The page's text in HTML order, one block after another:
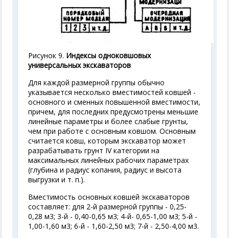
Рисунок 9. Индексы одноковшовых
универсальных экскаваторов
Для каждой размерной группы обычно
указывается несколько вместимостей ковшей -
основного и сменных повышенной вместимости,
причем, для последних предусмотрены меньшие
линейные параметры и более слабые грунты,
чем при работе с основным ковшом. Основным
считается ковш, которым экскаватор может
разрабатывать грунт IV категории на
максимальных линейных рабочих параметрах
(глубина и радиус копания, радиус и высота
выгрузки и т. п.).
Вместимость основных ковшей экскаваторов
составляет: для 2-й размерной группы - 0,25-
0,28 м3; 3-й - 0,40-0,65 м3; 4-й- 0,65-1,00 м3; 5-й -
1,00-1,60 м3; 6-й - 1,60-2,50 м3; 7-й - 2,50-4,00 м3.